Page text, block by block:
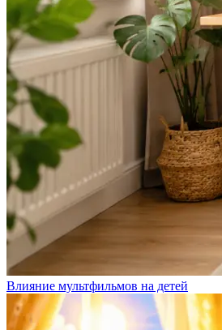
Влияние мультфильмов на детей